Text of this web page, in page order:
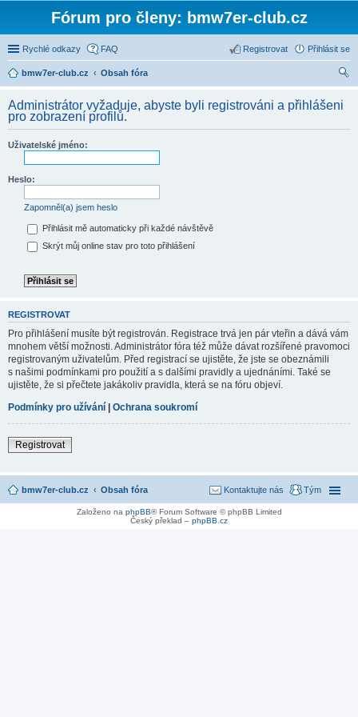
Fórum pro členy: bmw7er-club.cz
Rychlé odkazy FAQ Přihlásit se
Registrovat
bmw7er-club.cz
Obsah fóra
Administrátor vyžaduje, abyste byli registrováni a přihlášeni
pro zobrazení profilů.
Uživatelské jméno:
Heslo:
Zapomněl(a) jsem heslo
Přihlásit mě automaticky při každé návštěvě
Skrýt můj online stav pro toto přihlášení
REGISTROVAT
Pro přihlášení musíte být registrován. Registrace trvá jen pár vteřin a dává vám
mnohem větší možnosti. Administrátor fóra též může dávat rozšířené pravomoci
registrovaným uživatelům. Před registrací se ujistěte, že jste se obeznámili
s našimi podmínkami pro použití a s dalšími pravidly a ujednáními. Také se
ujistěte, že si přečtete jakákoliv pravidla, která se na fóru objeví.
Podmínky pro užívání | Ochrana soukromí
Registrovat
bmw7er-club.cz Obsah fóra Tým
Kontaktujte nás
Založeno na phpBB® Forum Software © phpBB Limited
Český překlad – phpBB.cz